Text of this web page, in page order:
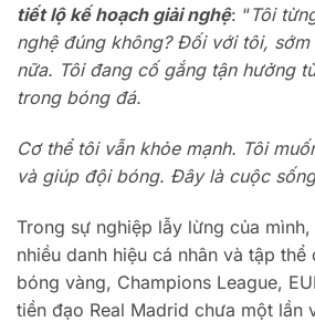
tiết lộ kế hoạch giải nghệ: “Tôi
nghệ đúng không? Đối với tôi, sớm
nữa. Tôi đang cố gắng tận hưởng
trong bóng đá.
Cơ thể tôi vẫn khỏe mạnh. Tôi
và giúp đội bóng. Đây là cuộc
Trong sự nghiệp lẫy lừng của
nhiều danh hiệu cá nhân và tập thể
bóng vàng, Champions League,
tiền đạo Real Madrid chưa một lần